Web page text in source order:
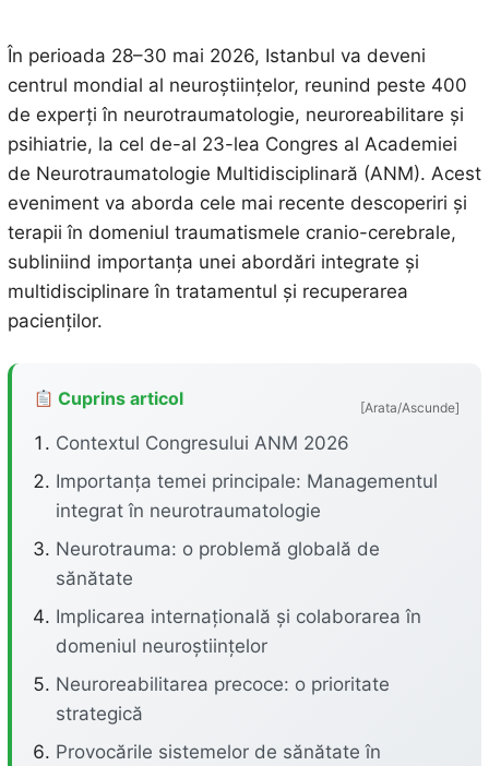
În perioada 28–30 mai 2026, Istanbul va deveni
centrul mondial al neuroștiințelor, reunind peste 400
de experți în neurotraumatologie, neuroreabilitare și
psihiatrie, la cel de-al 23-lea Congres al Academiei
de Neurotraumatologie Multidisciplinară (ANM). Acest
eveniment va aborda cele mai recente descoperiri și
terapii în domeniul traumatismele cranio-cerebrale,
subliniind importanța unei abordări integrate și
multidisciplinare în tratamentul și recuperarea
pacienților.
Cuprins articol [Arata/Ascunde]
Contextul Congresului ANM 2026
Importanța temei principale: Managementul
integrat în neurotraumatologie
Neurotrauma: o problemă globală de
sănătate
Implicarea internațională și colaborarea în
domeniul neuroștiințelor
Neuroreabilitarea precoce: o prioritate
strategică
Provocările sistemelor de sănătate în